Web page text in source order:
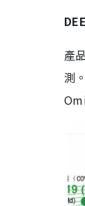
產
測